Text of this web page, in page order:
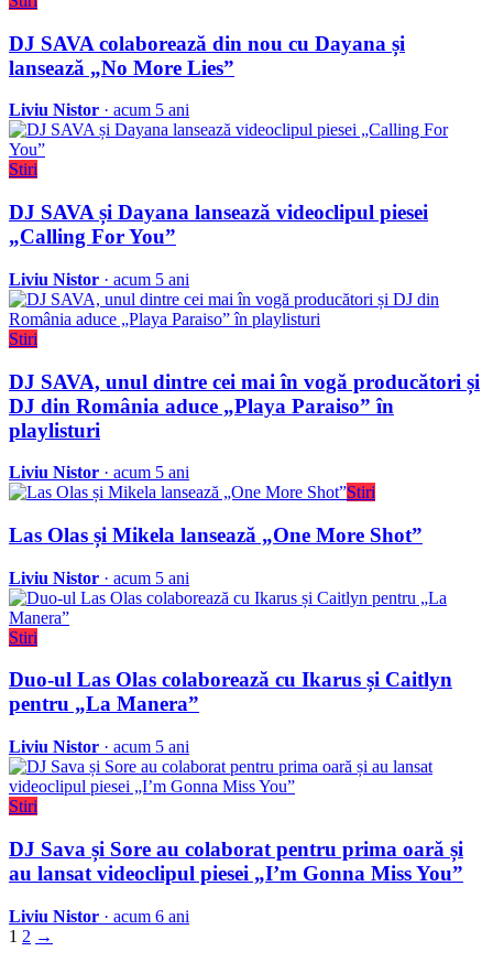
DJ SAVA colaborează din nou cu Dayana și
lansează „No More Lies”
Liviu Nistor · acum 5 ani
Stiri
DJ SAVA și Dayana lansează videoclipul piesei
„Calling For You”
Liviu Nistor · acum 5 ani
Stiri
DJ SAVA, unul dintre cei mai în vogă producători și
DJ din România aduce „Playa Paraiso” în
playlisturi
Liviu Nistor · acum 5 ani
Stiri
Las Olas și Mikela lansează „One More Shot”
Liviu Nistor · acum 5 ani
Stiri
Duo-ul Las Olas colaborează cu Ikarus și Caitlyn
pentru „La Manera”
Liviu Nistor · acum 5 ani
Stiri
DJ Sava și Sore au colaborat pentru prima oară și
au lansat videoclipul piesei „I’m Gonna Miss You”
Liviu Nistor · acum 6 ani
1 2 →